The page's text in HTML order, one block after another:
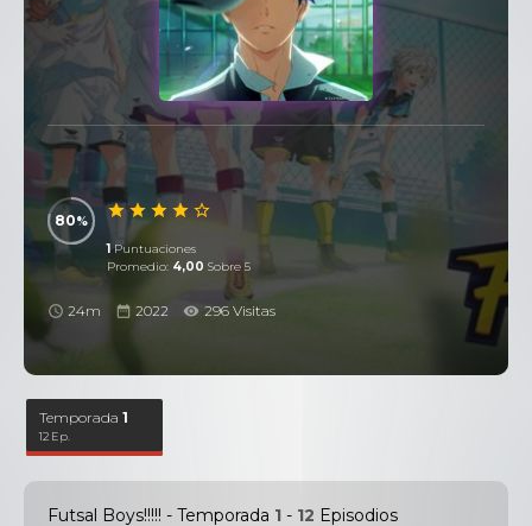
80
1Puntuaciones
Promedio: 4,00 Sobre 5
24m 2022 296 Visitas
Temporada1
12 Ep.
Futsal Boys!!!!! - Temporada 1 - 12 Episodios